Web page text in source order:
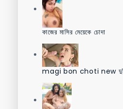
কাজের মাসির মেয়েকে চোদা
magi bon choti new দুই